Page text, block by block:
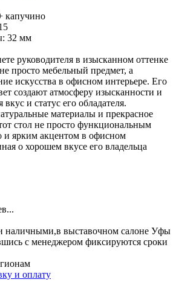
капучино
32 мм
руководителя в изысканном оттенке
просто мебельный предмет, а
искусства в офисном интерьере. Его
создают атмосферу изысканности и
и статус его обладателя.
материалы и прекрасное
стол не просто функциональным
и ярким акцентом в офисном
о хорошем вкусе его владельца
наличными,в выставочном салоне Уфы
с менеджером фиксируются сроки
и оплату